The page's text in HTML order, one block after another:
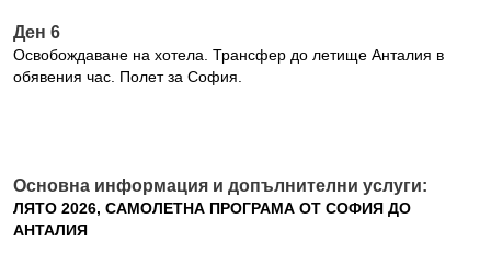
Ден 6
Освобождаване на хотела. Трансфер до летище Анталия в
обявения час. Полет за София.
Основна информация и допълнителни услуги:
ЛЯТО 2026, САМОЛЕТНА ПРОГРАМА ОТ СОФИЯ ДО
АНТАЛИЯ